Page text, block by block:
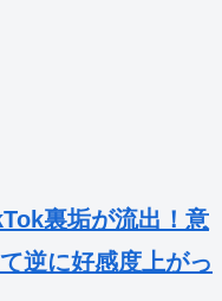
裏垢が流出！意
逆に好感度上がっ